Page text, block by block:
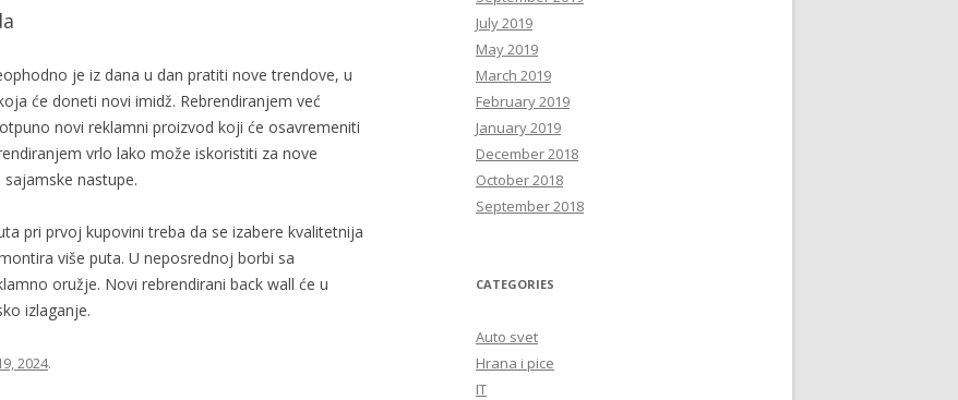
je iz dana u dan pratiti nove trendove, u
će doneti novi imidž. Rebrendiranjem već
novi reklamni proizvod koji će osavremeniti
vrlo lako može iskoristiti za nove
nastupe.
pri prvoj kupovini treba da se izabere kvalitetnija
više puta. U neposrednoj borbi sa
oružje. Novi rebrendirani back wall će u
izlaganje.
2024.
July 2019
May 2019
March 2019
February 2019
January 2019
December 2018
October 2018
September 2018
CATEGORIES
Auto svet
Hrana i pice
IT